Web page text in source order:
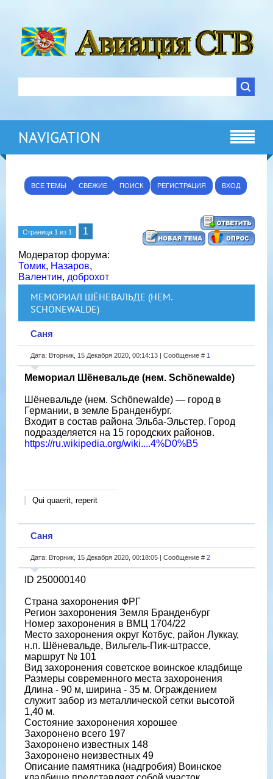
NAVIGATION
ВСЕ ТЕМЫ СВЕЖИЕ ПОИСК РЕГИСТРАЦИЯ ВХОД
Страница 1 из 1 1
Модератор форума:
Томик, Назаров,
Валентин, доброхот
МЕМОРИАЛ ШЁНЕВАЛЬДЕ (НЕМ.
SCHÖNEWALDE)
Саня
Дата: Вторник, 15 Декабря 2020, 00:14:13 | Сообщение # 1
Мемориал Шёневальде (нем. Schönewalde)
Шёневальде (нем. Schönewalde) — город в
Германии, в земле Бранденбург.
Входит в состав района Эльба-Эльстер. Город
подразделяется на 15 городских районов.
https://ru.wikipedia.org/wiki....4%D0%B5
Qui quaerit, reperit
Саня
Дата: Вторник, 15 Декабря 2020, 00:18:05 | Сообщение # 2
ID 250000140
Страна захоронения ФРГ
Регион захоронения Земля Бранденбург
Номер захоронения в ВМЦ 1704/22
Место захоронения округ Котбус, район Луккау,
н.п. Шёневальде, Вильгель-Пик-штрассе,
маршрут № 101
Вид захоронения советское воинское кладбище
Размеры современного места захоронения
Длина - 90 м, ширина - 35 м. Ограждением
служит забор из металлической сетки высотой
1,40 м.
Состояние захоронения хорошее
Захоронено всего 197
Захоронено известных 148
Захоронено неизвестных 49
Описание памятника (надгробия) Воинское